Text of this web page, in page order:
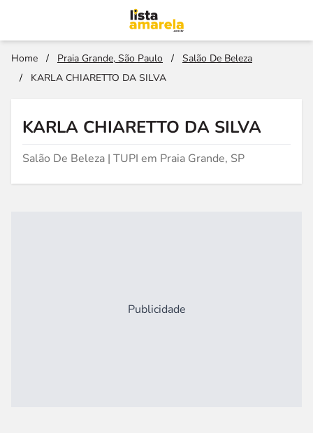
Home / Praia Grande, São Paulo /
Salão De Beleza
/
KARLA CHIARETTO DA SILVA
KARLA CHIARETTO DA SILVA
Salão De Beleza | TUPI em Praia Grande, SP
Publicidade